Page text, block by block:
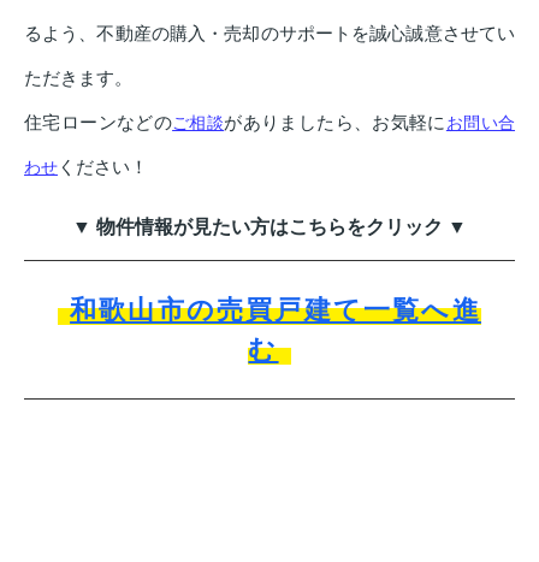
るよう、不動産の購入・売却のサポートを誠心誠意させてい
ただきます。
住宅ローンなどのご相談がありましたら、お気軽に お問い合
わせ ください！
▼ 物件情報が見たい方はこちらをクリック ▼
和歌山市の売買戸建て一覧へ進
む